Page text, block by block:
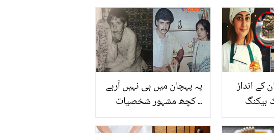
یہ پہچان میں ہی نہیں آرہے
۔۔ کچھ مشہور شخصیات
کے انداز
بیکنگ